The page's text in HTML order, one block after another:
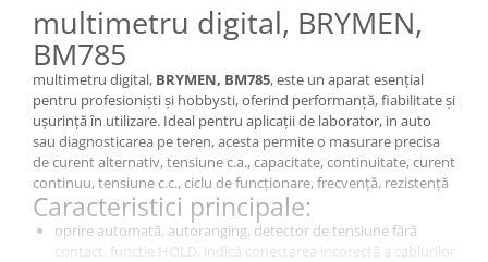
multimetru digital, BRYMEN,
BM785
multimetru digital, BRYMEN, BM785, este un aparat esențial
pentru profesioniști și hobbysti, oferind performanță, fiabilitate și
ușurință în utilizare. Ideal pentru aplicații de laborator, in auto
sau diagnosticarea pe teren, acesta permite o masurare precisa
de curent alternativ, tensiune c.a., capacitate, continuitate, curent
continuu, tensiune c.c., ciclu de funcționare, frecvență, rezistență
Caracteristici principale:
oprire automată, autoranging, detector de tensiune fără
contact, funcție HOLD, indică conectarea incorectă a cablurilor